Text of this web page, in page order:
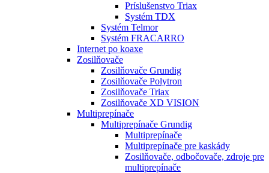
Príslušenstvo Triax
Systém TDX
Systém Telmor
Systém FRACARRO
Internet po koaxe
Zosilňovače
Zosilňovače Grundig
Zosilňovače Polytron
Zosilňovače Triax
Zosilňovače XD VISION
Multiprepínače
Multiprepínače Grundig
Multiprepínače
Multiprepínače pre kaskády
Zosilňovače, odbočovače, zdroje pre
multiprepínače